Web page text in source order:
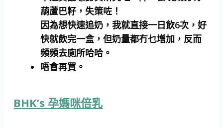
葫蘆巴籽，失策咗！
因為想快速追奶，我就直接一日飲6次，好
快就飲完一盒，但奶量都冇乜增加，反而
頻頻去廁所哈哈。
唔會再買。
BHK’s 孕媽咪倍乳